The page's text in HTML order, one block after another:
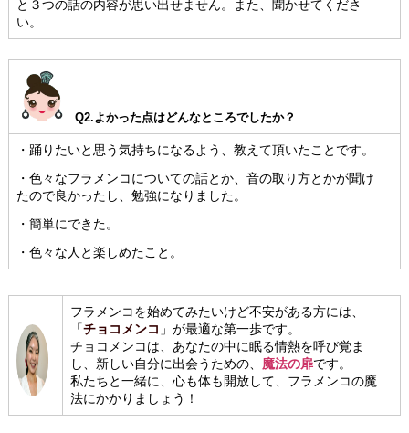
と３つの話の内容が思い出せません。また、聞かせてくださ
い。
Q2.よかった点はどんなところでしたか？
・踊りたいと思う気持ちになるよう、教えて頂いたことです。
・色々なフラメンコについての話とか、音の取り方とかが聞け
たので良かったし、勉強になりました。
・簡単にできた。
・色々な人と楽しめたこと。
フラメンコを始めてみたいけど不安がある方には、
「チョコメンコ 」が最適な第一歩です。
チョコメンコは、あなたの中に眠る情熱を呼び覚ま
し、新しい自分に出会うための、 魔法の扉です。
私たちと一緒に、心も体も開放して、フラメンコの魔
法にかかりましょう！